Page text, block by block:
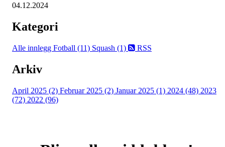
04.12.2024
Kategori
Alle innlegg Fotball (11) Squash (1) RSS
Arkiv
April 2025 (2) Februar 2025 (2) Januar 2025 (1) 2024 (48) 2023
(72) 2022 (96)